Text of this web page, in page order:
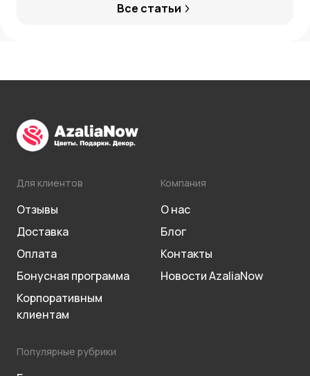
Все статьи
Для клиентов
Отзывы
Доставка
Оплата
Бонусная программа
Корпоративным
клиентам
Компания
О нас
Блог
Контакты
Новости AzaliaNow
Популярные рубрики